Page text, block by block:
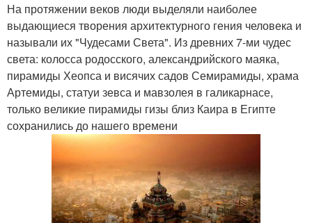
На протяжении веков люди выделяли наиболее
выдающиеся творения архитектурного гения человека и
называли их "Чудесами Света". Из древних 7-ми чудес
света: колосса родосского, александрийского маяка,
пирамиды Хеопса и висячих садов Семирамиды, храма
Артемиды, статуи зевса и мавзолея в галикарнасе,
только великие пирамиды гизы близ Каира в Египте
сохранились до нашего времени